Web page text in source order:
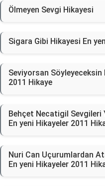
Ölmeyen Sevgi Hikayesi
Sigara Gibi Hikayesi En
Seviyorsan Söyleyeceksin
2011 Hikaye
Behçet Necatigil Sevgileri
En yeni Hikayeler 2011
Nuri Can Uçurumlardan
En yeni Hikayeler 2011